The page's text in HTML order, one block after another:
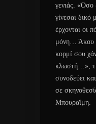
γενιάς. «Όσο
γίνεσαι
έρχονται οι
μόνη… Άκου
κορμί σου
κλωστή…»,
συνοδεύει
σε
Μπουραΐμη.